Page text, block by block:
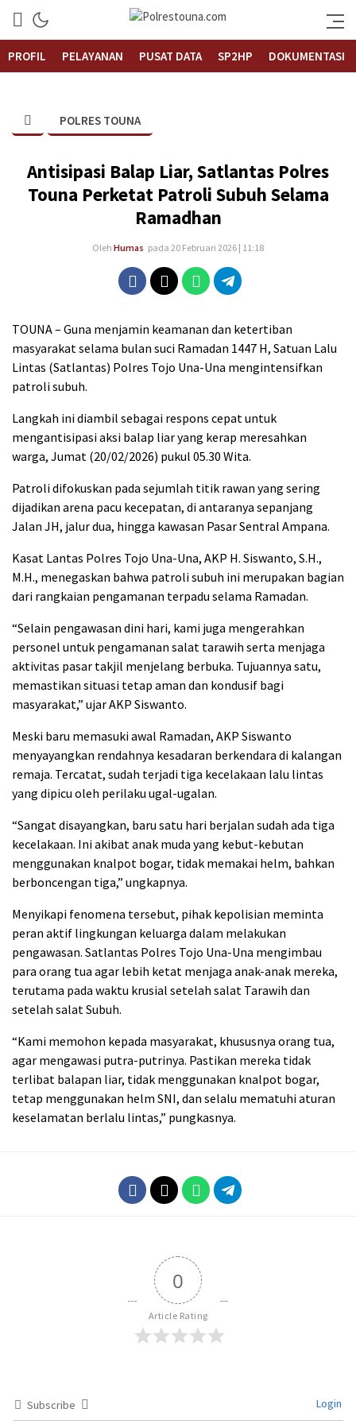
PROFIL
PELAYANAN PUSAT DATA SP2HP DOKUMENTASI
POLRES TOUNA
Antisipasi Balap Liar, Satlantas Polres
Touna Perketat Patroli Subuh Selama
Ramadhan
Oleh Humas pada 20 Februari 2026 | 11:18
TOUNA – Guna menjamin keamanan dan ketertiban
masyarakat selama bulan suci Ramadan 1447 H, Satuan Lalu
Lintas (Satlantas) Polres Tojo Una-Una mengintensifkan
patroli subuh.
Langkah ini diambil sebagai respons cepat untuk
mengantisipasi aksi balap liar yang kerap meresahkan
warga, Jumat (20/02/2026) pukul 05.30 Wita.
Patroli difokuskan pada sejumlah titik rawan yang sering
dijadikan arena pacu kecepatan, di antaranya sepanjang
Jalan JH, jalur dua, hingga kawasan Pasar Sentral Ampana.
Kasat Lantas Polres Tojo Una-Una, AKP H. Siswanto, S.H.,
M.H., menegaskan bahwa patroli subuh ini merupakan bagian
dari rangkaian pengamanan terpadu selama Ramadan.
“Selain pengawasan dini hari, kami juga mengerahkan
personel untuk pengamanan salat tarawih serta menjaga
aktivitas pasar takjil menjelang berbuka. Tujuannya satu,
memastikan situasi tetap aman dan kondusif bagi
masyarakat,” ujar AKP Siswanto.
Meski baru memasuki awal Ramadan, AKP Siswanto
menyayangkan rendahnya kesadaran berkendara di kalangan
remaja. Tercatat, sudah terjadi tiga kecelakaan lalu lintas
yang dipicu oleh perilaku ugal-ugalan.
“Sangat disayangkan, baru satu hari berjalan sudah ada tiga
kecelakaan. Ini akibat anak muda yang kebut-kebutan
menggunakan knalpot bogar, tidak memakai helm, bahkan
berboncengan tiga,” ungkapnya.
Menyikapi fenomena tersebut, pihak kepolisian meminta
peran aktif lingkungan keluarga dalam melakukan
pengawasan. Satlantas Polres Tojo Una-Una mengimbau
para orang tua agar lebih ketat menjaga anak-anak mereka,
terutama pada waktu krusial setelah salat Tarawih dan
setelah salat Subuh.
“Kami memohon kepada masyarakat, khususnya orang tua,
agar mengawasi putra-putrinya. Pastikan mereka tidak
terlibat balapan liar, tidak menggunakan knalpot bogar,
tetap menggunakan helm SNI, dan selalu mematuhi aturan
keselamatan berlalu lintas,” pungkasnya.
0
Article Rating
Subscribe Login